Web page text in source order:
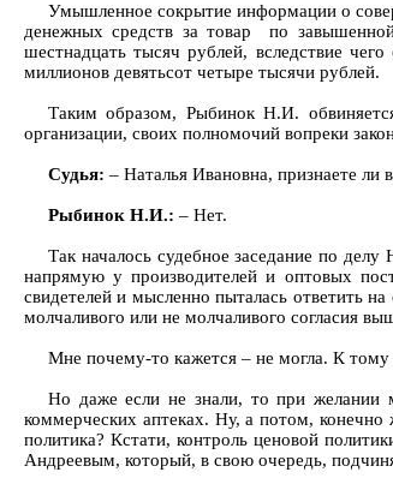
Умышленное сокрытие информации о
денежных средств за товар по
шестнадцать тысяч рублей, вследствие
миллионов девятьсот четыре тысячи рублей.
Таким образом, Рыбинок Н.И.
организации, своих полномочий вопреки
Судья: – Наталья Ивановна, признаете ли
Рыбинок Н.И.: – Нет.
Так началось судебное заседание по
напрямую у производителей и оптовых
свидетелей и мысленно пыталась ответить
молчаливого или не молчаливого согласия
Мне почему-то кажется – не могла. К
Но даже если не знали, то при желании
коммерческих аптеках. Ну, а потом, конечно
политика? Кстати, контроль ценовой
Андреевым, который, в свою очередь,